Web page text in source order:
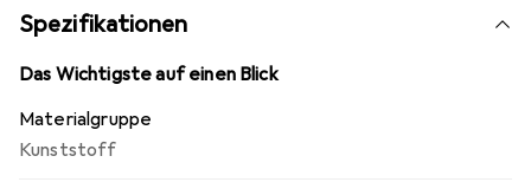
Aufbringen und schmiegt sich damit von selbst an das
Display an. Keine Beeinträchtigung der Bedienbarkeit!
Die Dipos Displayschutzfolie bietet ein angenehmes
(48mm) optimiert.
Spezifikationen
Das Wichtigste auf einen Blick
Materialgruppe
Kunststoff